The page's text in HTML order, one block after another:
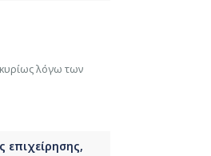
κυρίως λόγω των